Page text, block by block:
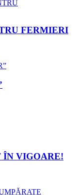
FERMIERI
ÎN VIGOARE!